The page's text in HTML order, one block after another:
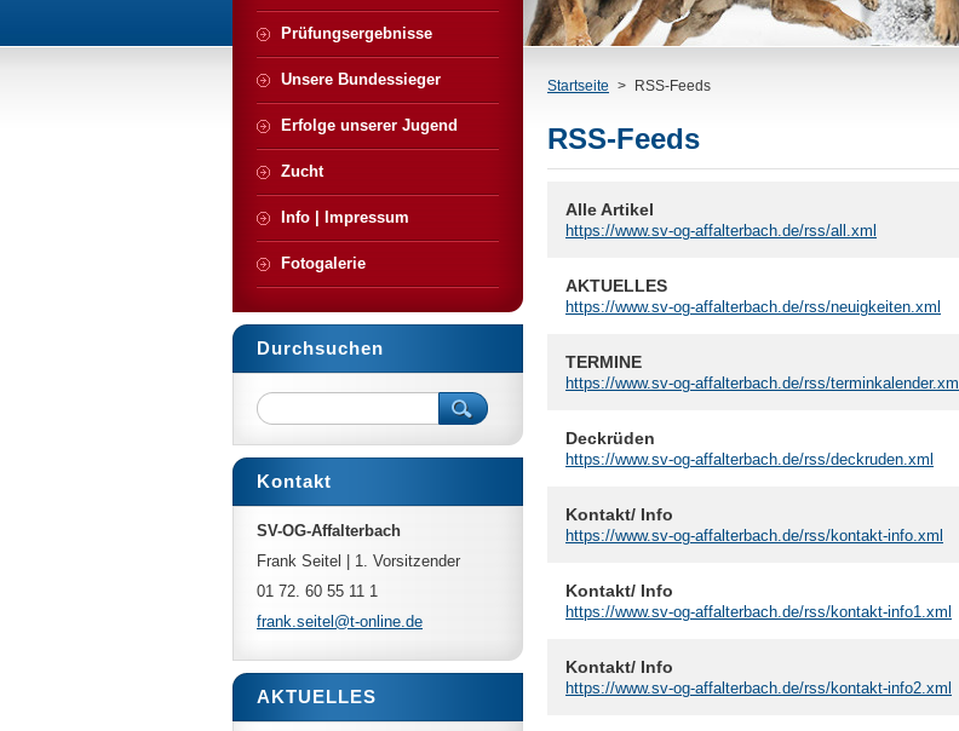
Startseite > RSS-Feeds
RSS-Feeds
Alle Artikel
https://www.sv-og-affalterbach.de/rss/all.xml
AKTUELLES
https://www.sv-og-affalterbach.de/rss/neuigkeiten.xml
TERMINE
https://www.sv-og-affalterbach.de/rss/terminkalender.xml
Deckrüden
https://www.sv-og-affalterbach.de/rss/deckruden.xml
Kontakt/ Info
https://www.sv-og-affalterbach.de/rss/kontakt-info.xml
Kontakt/ Info
https://www.sv-og-affalterbach.de/rss/kontakt-info1.xml
Kontakt/ Info
https://www.sv-og-affalterbach.de/rss/kontakt-info2.xml
Prüfungsergebnisse
Unsere Bundessieger
Erfolge unserer Jugend
Zucht
Info | Impressum
Fotogalerie
Durchsuchen
Kontakt
SV-OG-Affalterbach
Frank Seitel | 1. Vorsitzender
01 72. 60 55 11 1
frank.seitel@t-online.de
AKTUELLES